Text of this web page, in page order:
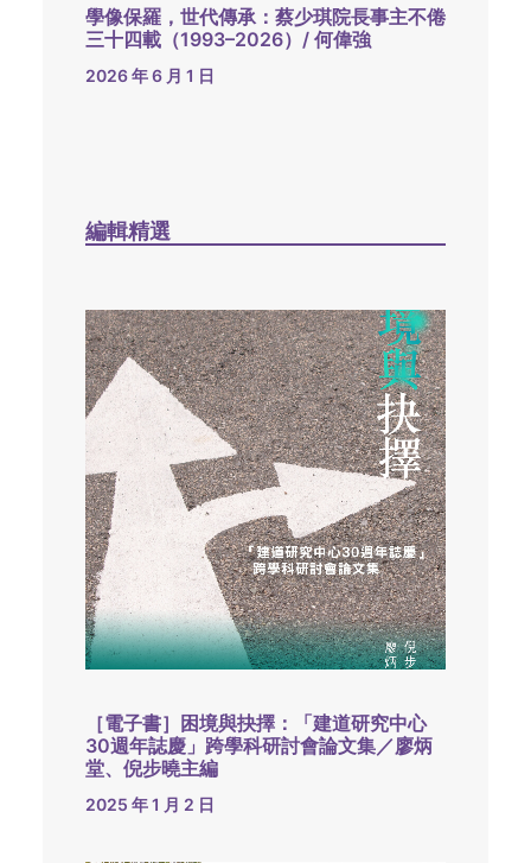
學像保羅，世代傳承：蔡少琪院長事主不倦
三十四載（1993–2026）/ 何偉強
2026 年 6 月 1 日
編輯精選
［電子書］困境與抉擇：「建道研究中心
30週年誌慶」跨學科研討會論文集／廖炳
堂、倪步曉主編
2025 年 1 月 2 日